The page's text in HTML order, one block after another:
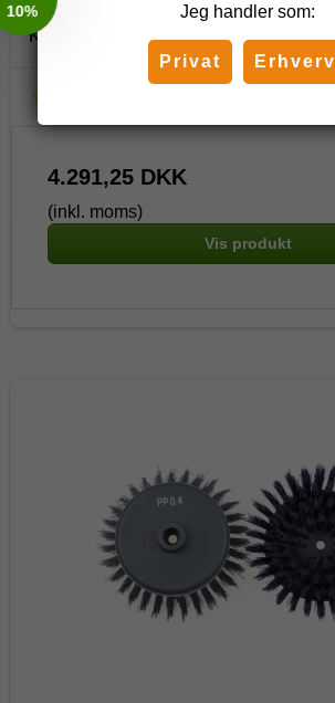
i-team Danmark
K.1.S.72.0079.357
4.291,25 DKK
(inkl. moms)
Vis produkt
Jeg handler som:
Privat Erhverv